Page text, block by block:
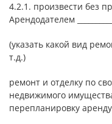
4.2.1. произвести без
Арендодателем
(указать какой вид
т.д.)
ремонт и отделку по
недвижимого
перепланировку